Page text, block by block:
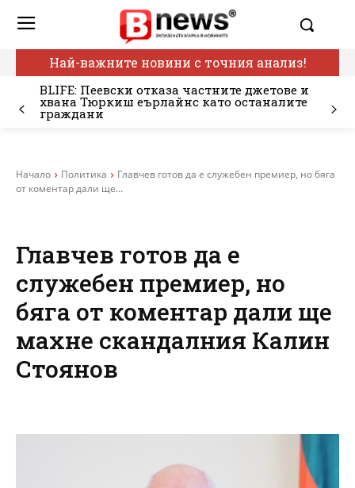
Най-важните новини с точния анализ!
BLIFE: Пеевски отказа частните джетове и
хвана Тюркиш еърлайнс като останалите
граждани
Начало Политика
Главчев готов да е служебен премиер, но бяга
от коментар дали ще...
Главчев готов да е
служебен премиер, но
бяга от коментар дали ще
махне скандалния Калин
Стоянов